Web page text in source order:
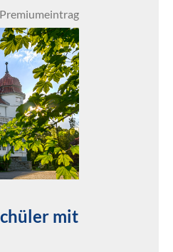
Premiumeintrag
mit